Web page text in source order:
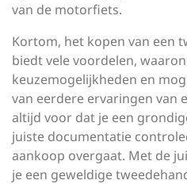
van de motorfiets.
Kortom, het kopen van een
biedt vele voordelen,
keuzemogelijkheden en
van eerdere ervaringen van
altijd voor dat je een
juiste documentatie
aankoop overgaat. Met de
je een geweldige